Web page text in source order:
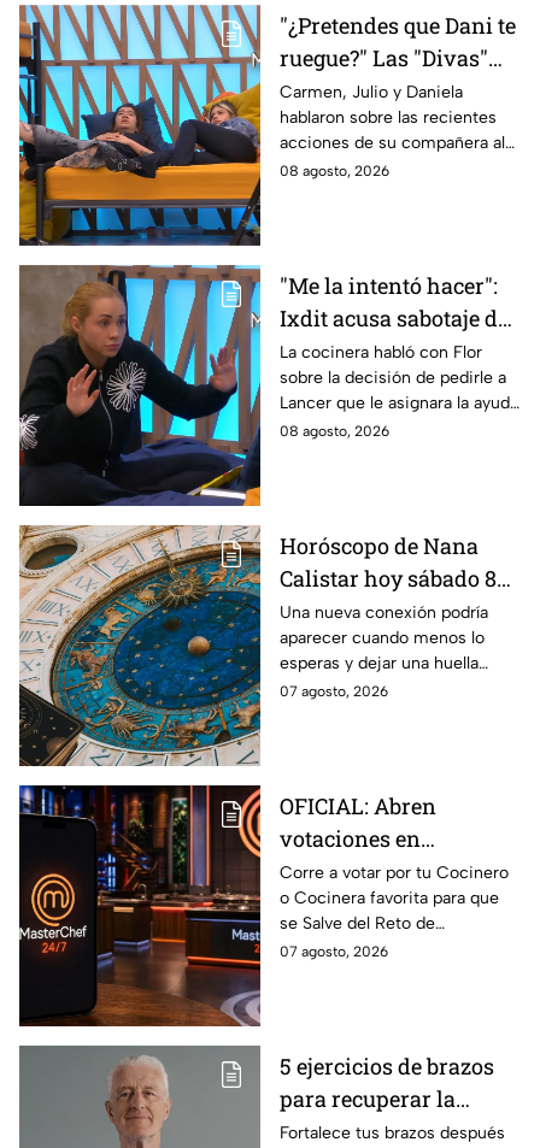
"¿Pretendes que Dani te
ruegue?" Las "Divas"
lamentan el
comportamiento de
Michelle en MasterChef
24/7
Carmen, Julio y Daniela
hablaron sobre las recientes
acciones de su compañera al
interior del Mundo MasterChef
08 agosto, 2026
"Me la intentó hacer":
Ixdit acusa sabotaje de
Ramahá en la pasada
gala de salvación de
MasterChef 24/7
La cocinera habló con Flor
sobre la decisión de pedirle a
Lancer que le asignara la ayuda
de Ramahá y no la de Daniela
08 agosto, 2026
Horóscopo de Nana
Calistar hoy sábado 8
de agosto del 2026 para
cada signo; una
conexión inesperada
podría transformar tus
Una nueva conexión podría
aparecer cuando menos lo
esperas y dejar una huella
importante.
07 agosto, 2026
OFICIAL: Abren
votaciones en
MasterChef 24/7 para
que salves a un
Cocinero del Reto de
Eliminación de este
Corre a votar por tu Cocinero
o Cocinera favorita para que
se Salve del Reto de
Eliminación de MasterChef
07 agosto, 2026
5 ejercicios de brazos
para recuperar la
fuerza después de los
Fortalece tus brazos después